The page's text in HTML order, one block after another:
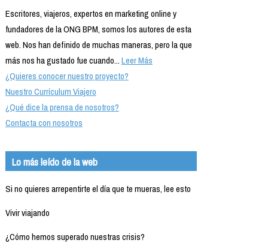
Escritores, viajeros, expertos en marketing online y
fundadores de la ONG BPM, somos los autores de esta
web. Nos han definido de muchas maneras, pero la que
más nos ha gustado fue cuando...Leer Más
¿Quieres conocer nuestro proyecto?
Nuestro Currículum Viajero
¿Qué dice la prensa de nosotros?
Contacta con nosotros
Lo más leído de la web
Si no quieres arrepentirte el día que te mueras, lee esto
Vivir viajando
¿Cómo hemos superado nuestras crisis?